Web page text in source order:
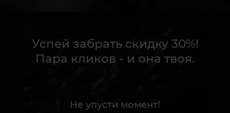
Успей забрать скидку 30%!
Пара кликов - и она твоя.
Не упусти момент!